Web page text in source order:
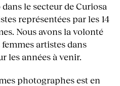
le secteur de Curiosa
représentées par les 14
Nous avons la volonté
artistes dans
les années à venir.
photographes est en